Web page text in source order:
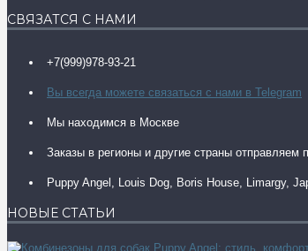
СВЯЗАТСЯ С НАМИ
+7(999)978-93-21
Вы всегда можете связаться с нами в Telegram
Мы находимся в Москве
Заказы в регионы и другие страны отправляем
Puppy Angel, Louis Dog, Boris House, Limargy,
НОВЫЕ СТАТЬИ